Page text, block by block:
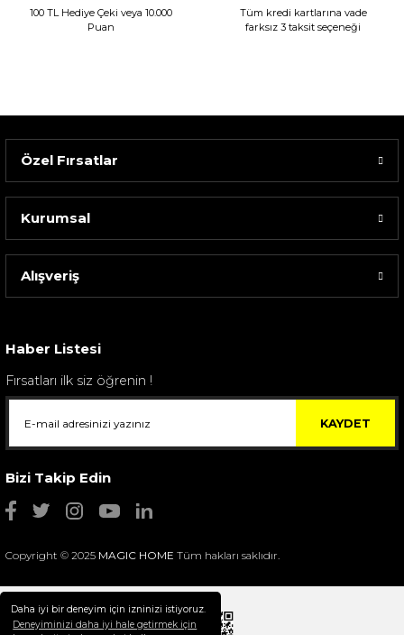
Daha iyi bir deneyim için izninizi istiyoruz.
Deneyiminizi daha iyi hale getirmek için
Sarev Elfıda Flanel Nevresim Takımı Çift Kişili...
100 TL Hediye Çeki veya 10.000
Puan
Tüm kredi kartlarına vade
farksız 3 taksit seçeneği
Özel Fırsatlar
Kurumsal
Alışveriş
Haber Listesi
Fırsatları ilk siz öğrenin !
KAYDET
Bizi Takip Edin
Copyright © 2025 MAGIC HOME Tüm hakları saklıdır.